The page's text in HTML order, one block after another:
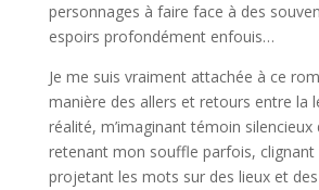
personnages à faire face à des
espoirs profondément enfouis…
Je me suis vraiment attachée à ce
manière des allers et retours entre la
réalité, m’imaginant témoin
retenant mon souffle parfois, clignant
projetant les mots sur des lieux et